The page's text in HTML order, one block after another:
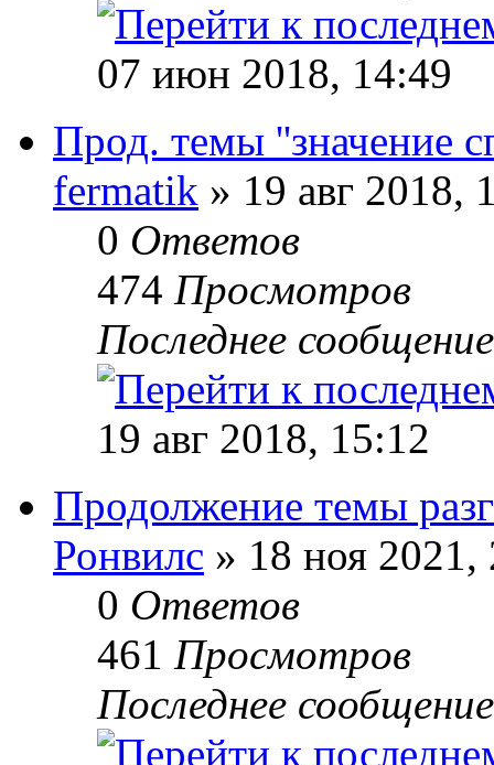
07 июн 2018, 14:49
Прод. темы ''значение
fermatik » 19 авг 2018,
0 Ответов
474 Просмотров
Последнее
19 авг 2018, 15:12
Продолжение темы
Ронвилс » 18 ноя 2021,
0 Ответов
461 Просмотров
Последнее